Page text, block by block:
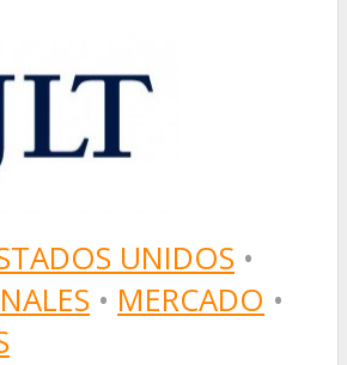
UNIDOS •
• MERCADO •